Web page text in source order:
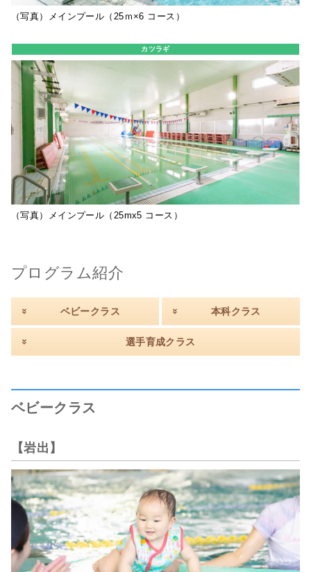
（写真）メインプール（25ｍ×6 コース）
カツラギ
（写真）メインプール（25mx5 コース）
プログラム紹介
ベビークラス 本科クラス
選手育成クラス
ベビークラス
【岩出】